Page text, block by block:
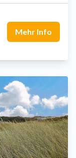
Mehr Info